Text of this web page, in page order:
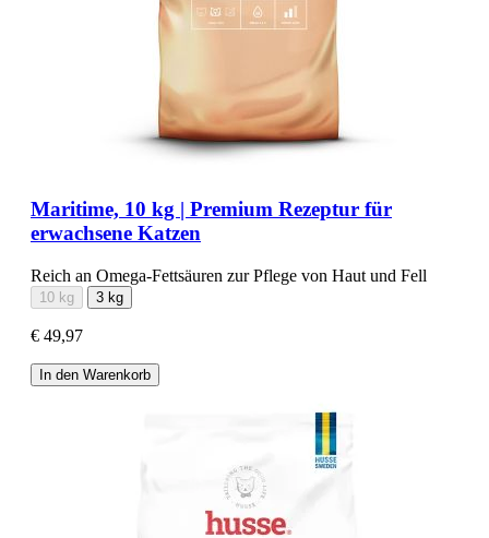
Maritime, 10 kg | Premium Rezeptur für
erwachsene Katzen
Reich an Omega-Fettsäuren zur Pflege von Haut und Fell
10 kg 3 kg
€ 49,97
In den Warenkorb